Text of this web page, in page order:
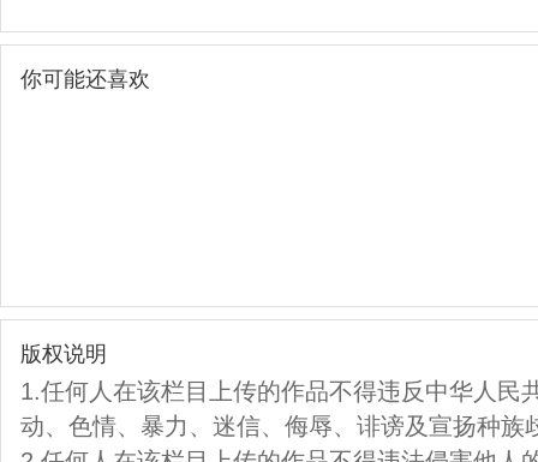
你可能还喜欢
版权说明
1.任何人在该栏目上传的作品不得违反中华人民
动、色情、暴力、迷信、侮辱、诽谤及宣扬种族